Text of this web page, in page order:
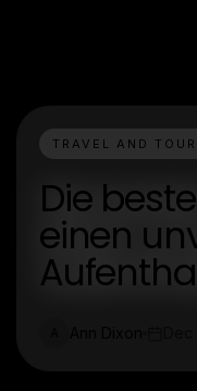
TRAVEL AND
Die
einen